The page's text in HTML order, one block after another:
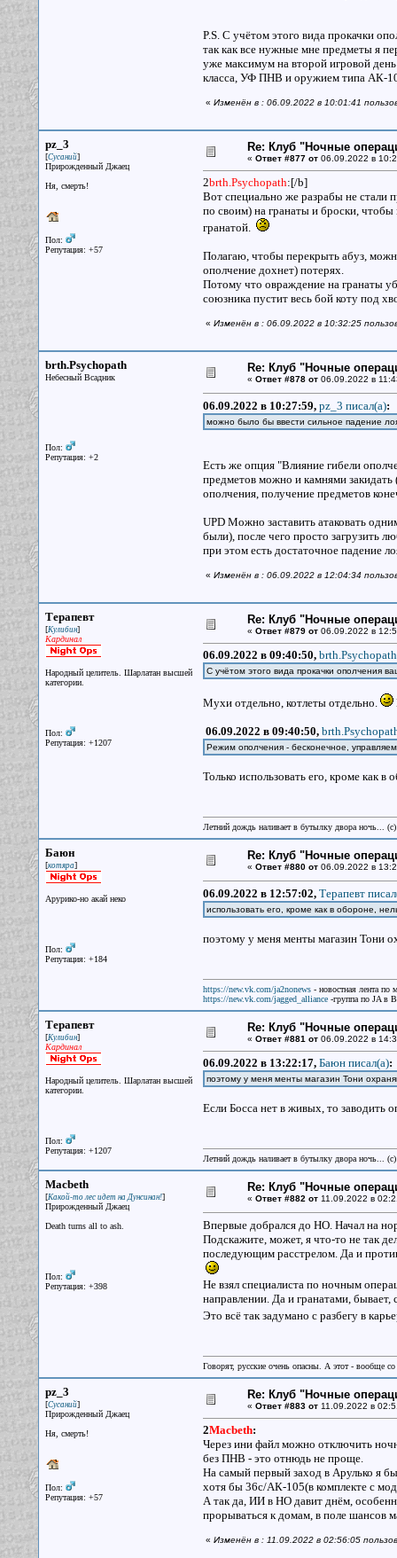
P.S. С учётом этого вида прокачки
так как все нужные мне предметы я
уже максимум на второй игровой
класса, УФ ПНВ и оружием типа АК-
« Изменён в : 06.09.2022 в 10:01:41
pz_3
[Сусаний]
Прирожденный Джаец
Ня, смерть!
Пол:
Репутация: +57
Re: Клуб "Ночные
« Ответ #877 от06.09.2022 в
2brth.Psychopath:[/b]
Вот специально же разрабы не стали
по своим) на гранаты и броски,
гранатой.
Полагаю, чтобы перекрыть абуз,
ополчение дохнет) потерях.
Потому что овраждение на гранаты
союзника пустит весь бой коту под
« Изменён в : 06.09.2022 в 10:32:25
brth.Psychopath
Небесный Всадник
Пол:
Репутация: +2
Re: Клуб "Ночные
« Ответ #878 от06.09.2022 в
06.09.2022 в 10:27:59, pz_3 писал(a):
можно было бы ввести сильное падение
Есть же опция "Влияние гибели
предметов можно и камнями
ополчения, получение предметов
UPD Можно заставить атаковать
были), после чего просто загрузить
при этом есть достаточное падение
« Изменён в : 06.09.2022 в 12:04:34
Терапевт
[Кулибин]
Кардинал
Народный целитель. Шарлатан высшей
категории.
Пол:
Репутация: +1207
Re: Клуб "Ночные
« Ответ #879 от06.09.2022 в
06.09.2022 в 09:40:50,
С учётом этого вида прокачки ополчения
Мухи отдельно, котлеты отдельно.
06.09.2022 в 09:40:50,
Режим ополчения - бесконечное,
Только использовать его, кроме как в
Летний дождь наливает в бутылку двора ночь...
Баюн
[котяра]
Арурико-но акай неко
Пол:
Репутация: +184
Re: Клуб "Ночные
« Ответ #880 от06.09.2022 в
06.09.2022 в 12:57:02, Терапевт
использовать его, кроме как в обороне,
поэтому у меня менты магазин Тони
https://new.vk.com/ja2nonews- новостная лента по
https://new.vk.com/jagged_alliance-группа по JA в
Терапевт
[Кулибин]
Кардинал
Народный целитель. Шарлатан высшей
категории.
Пол:
Репутация: +1207
Re: Клуб "Ночные
« Ответ #881 от06.09.2022 в
06.09.2022 в 13:22:17, Баюн писал(a):
поэтому у меня менты магазин Тони
Если Босса нет в живых, то заводить
Летний дождь наливает в бутылку двора ночь...
Macbeth
[Какой-то лес идет на Дунсинан!]
Прирожденный Джаец
Death turns all to ash.
Пол:
Репутация: +398
Re: Клуб "Ночные
« Ответ #882 от11.09.2022 в
Впервые добрался до НО. Начал на
Подскажите, может, я что-то не так
последующим расстрелом. Да и
Не взял специалиста по ночным
направлении. Да и гранатами,
Это всё так задумано с разбегу в
Говорят, русские очень опасны. А этот - вообще
pz_3
[Сусаний]
Прирожденный Джаец
Ня, смерть!
Пол:
Репутация: +57
Re: Клуб "Ночные
« Ответ #883 от11.09.2022 в
2Macbeth:
Через ини файл можно отключить
без ПНВ - это отнюдь не проще.
На самый первый заход в Арулько я бы
хотя бы 36с/АК-105(в комплекте с
А так да, ИИ в НО давит днём,
прорываться к домам, в поле шансов
« Изменён в : 11.09.2022 в 02:56:05